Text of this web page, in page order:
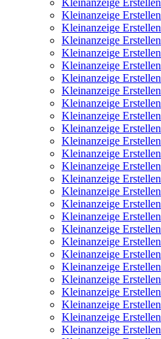
Kleinanzeige Erstellen
Kleinanzeige Erstellen
Kleinanzeige Erstellen
Kleinanzeige Erstellen
Kleinanzeige Erstellen
Kleinanzeige Erstellen
Kleinanzeige Erstellen
Kleinanzeige Erstellen
Kleinanzeige Erstellen
Kleinanzeige Erstellen
Kleinanzeige Erstellen
Kleinanzeige Erstellen
Kleinanzeige Erstellen
Kleinanzeige Erstellen
Kleinanzeige Erstellen
Kleinanzeige Erstellen
Kleinanzeige Erstellen
Kleinanzeige Erstellen
Kleinanzeige Erstellen
Kleinanzeige Erstellen
Kleinanzeige Erstellen
Kleinanzeige Erstellen
Kleinanzeige Erstellen
Kleinanzeige Erstellen
Kleinanzeige Erstellen
Kleinanzeige Erstellen